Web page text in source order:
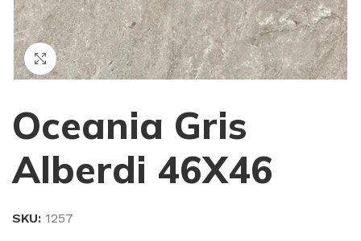
Haga Click para agrandar
Oceania Gris
Alberdi 46X46
SKU: 1257